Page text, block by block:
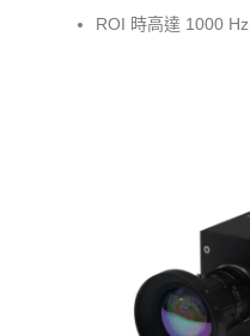
ROI 時高達 1000 Hz